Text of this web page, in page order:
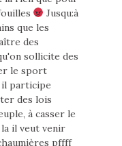
Jusqu:à
que les
des
sollicite des
le sport
il participe
des lois
à casser le
il veut venir
pffff